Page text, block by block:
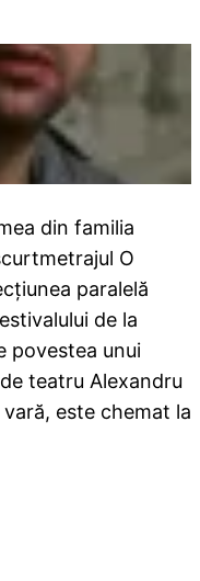
din familia
O
paralelă
de la
povestea unui
teatru Alexandru
este chemat la